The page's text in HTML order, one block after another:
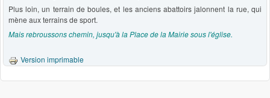
Plus loin, un terrain de boules, et les anciens abattoirs jalonnent la rue, qui
mène aux terrains de sport.
Mais rebroussons chemin, jusqu'à la Place de la Mairie sous l'église.
Version imprimable